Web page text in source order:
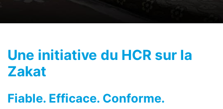
Une initiative du HCR sur la
Zakat
Fiable. Efficace. Conforme.